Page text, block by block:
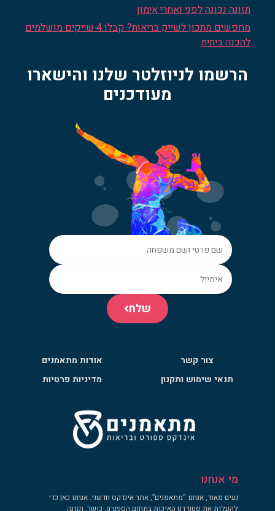
תזונה נכונה לפני ואחרי אימון
מחפשים מתכון לשייק בריאות? קבלו 4 שייקים מושלמים
להכנה ביתית
הרשמו לניוזלטר שלנו והישארו
מעודכנים
שלח
צור קשר
אודות מתאמנים
תנאי שימוש ותקנון
מדיניות פרטיות
מי אנחנו
נעים מאוד, אנחנו “מתאמנים”, אתר אינדקס חדשני. אנחנו כאן כדי
להעלות את סטנדרט האיכות בתחום הספורט, כושר, תזונה